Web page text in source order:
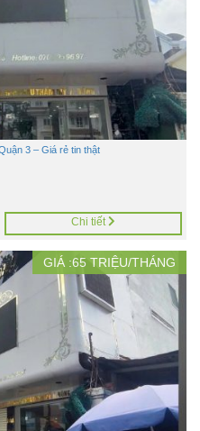
3 – Giá rẻ tin thật
Chi tiết
GIÁ :65 TRIỆU/THÁNG